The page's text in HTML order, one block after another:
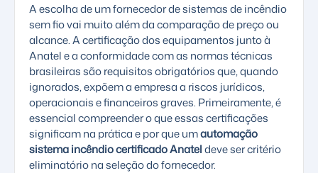
A escolha de um fornecedor de sistemas de incêndio
sem fio vai muito além da comparação de preço ou
alcance. A certificação dos equipamentos junto à
Anatel e a conformidade com as normas técnicas
brasileiras são requisitos obrigatórios que, quando
ignorados, expõem a empresa a riscos jurídicos,
operacionais e financeiros graves. Primeiramente, é
essencial compreender o que essas certificações
significam na prática e por que umautomação
sistema incêndio certificado Anateldeve ser critério
eliminatório na seleção do fornecedor.